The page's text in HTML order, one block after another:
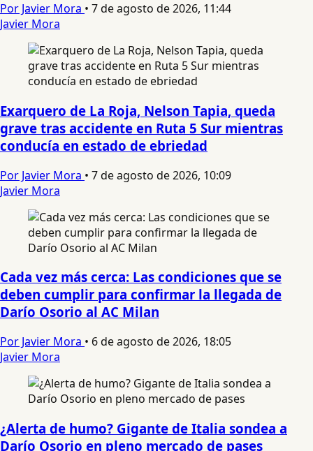
Por Javier Mora • 7 de agosto de 2026, 11:44
Javier Mora
Exarquero de La Roja, Nelson Tapia, queda
grave tras accidente en Ruta 5 Sur mientras
conducía en estado de ebriedad
Por Javier Mora • 7 de agosto de 2026, 10:09
Javier Mora
Cada vez más cerca: Las condiciones que se
deben cumplir para confirmar la llegada de
Darío Osorio al AC Milan
Por Javier Mora • 6 de agosto de 2026, 18:05
Javier Mora
¿Alerta de humo? Gigante de Italia sondea a
Darío Osorio en pleno mercado de pases